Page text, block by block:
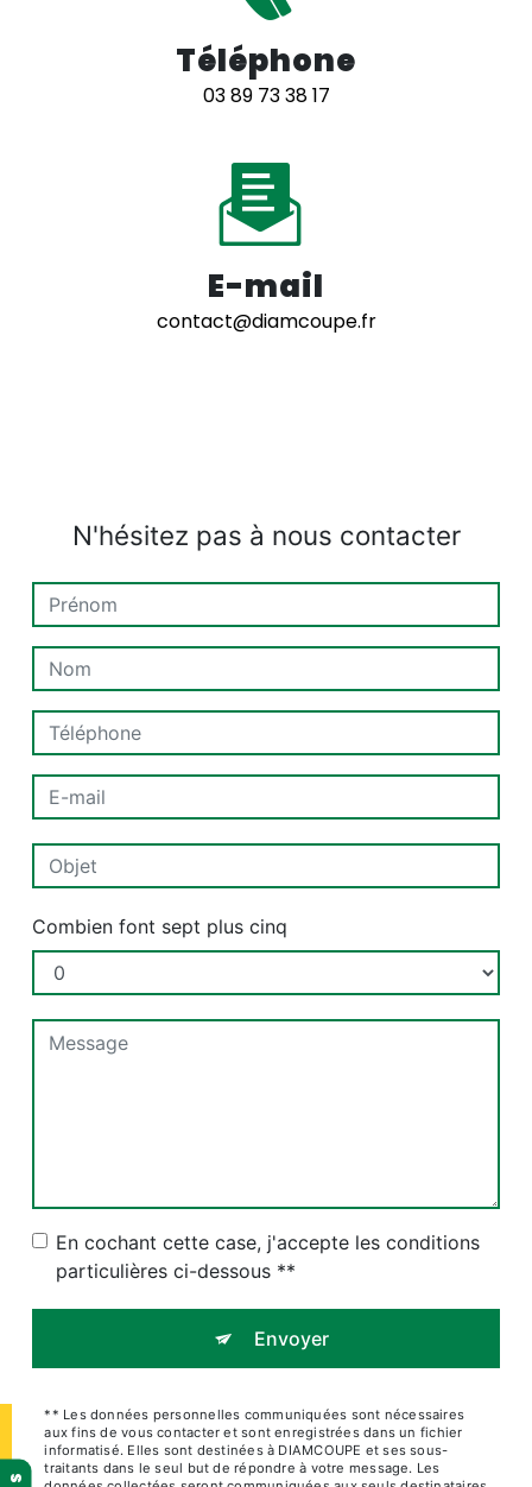
Téléphone
03 89 73 38 17
E-mail
contact@diamcoupe.fr
N'hésitez pas à nous contacter
Combien font sept plus cinq
En cochant cette case, j'accepte les conditions
particulières ci-dessous **
Envoyer
** Les données personnelles communiquées sont nécessaires
aux fins de vous contacter et sont enregistrées dans un fichier
informatisé. Elles sont destinées à DIAMCOUPE et ses sous-
traitants dans le seul but de répondre à votre message. Les